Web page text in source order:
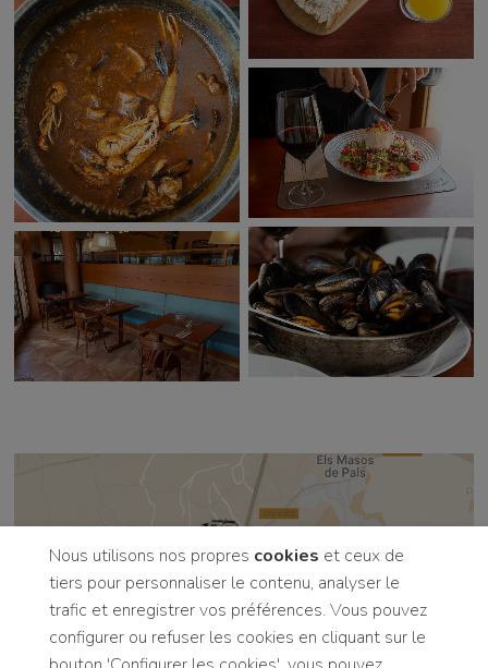
Contactez-nous!
Nous utilisons nos propres cookies et ceux de
tiers pour personnaliser le contenu, analyser le
trafic et enregistrer vos préférences. Vous pouvez
configurer ou refuser les cookies en cliquant sur le